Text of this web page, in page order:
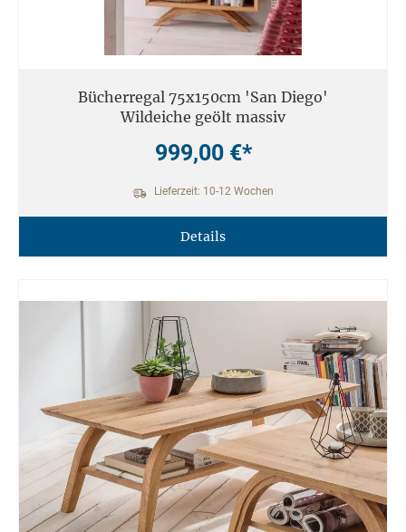
Bücherregal 75x150cm 'San Diego'
Wildeiche geölt massiv
999,00 €*
Lieferzeit: 10-12 Wochen
Details